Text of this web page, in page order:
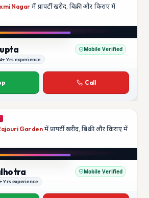
Nagar में प्रापर्टी खरीद, बिक्री और किराए में
Mobile Verified
Yrs experience
Call
Gardenमें प्रापर्टी खरीद, बिक्री और किराए में
Mobile Verified
Yrs experience